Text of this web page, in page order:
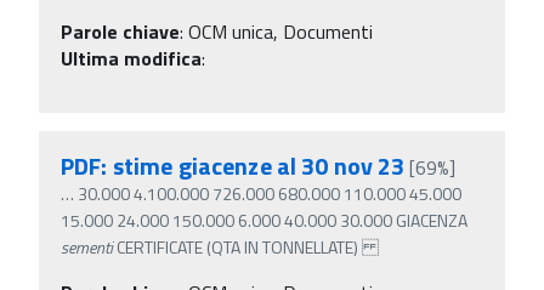
Parole chiave: OCM unica, Documenti
Ultima modifica:
PDF: stime giacenze al 30 nov 23 [69%]
… 30.000 4.100.000 726.000 680.000 110.000 45.000
15.000 24.000 150.000 6.000 40.000 30.000 GIACENZA
sementiCERTIFICATE (QTA IN TONNELLATE)